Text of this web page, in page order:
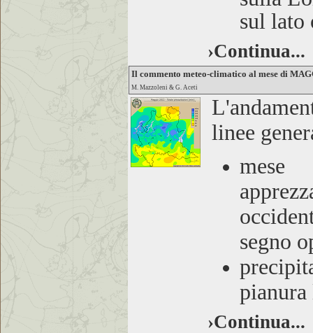
sul lato
›Continua...
Il commento meteo-climatico al mese di
M. Mazzoleni & G. Aceti
linee
mese
segno
pianura
›Continua...